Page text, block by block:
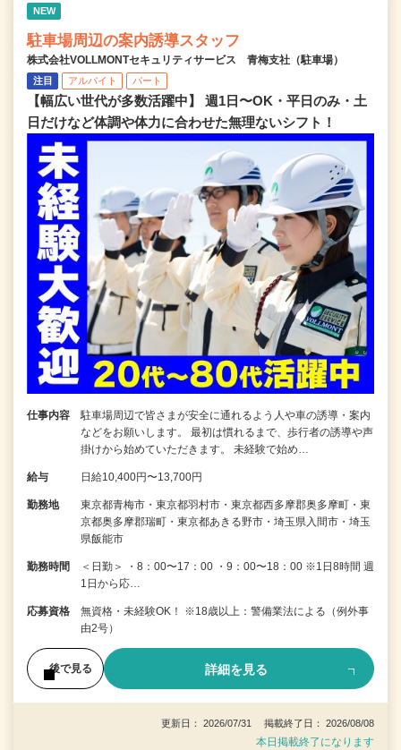
NEW
駐車場周辺の案内誘導スタッフ
株式会社VOLLMONTセキュリティサービス 青梅支社（駐車場）
注目 アルバイト パート
【幅広い世代が多数活躍中】 週1日〜OK・平日のみ・土
日だけなど体調や体力に合わせた無理ないシフト！
仕事内容
駐車場周辺で皆さまが安全に通れるよう人や車の誘導・案内
などをお願いします。 最初は慣れるまで、歩行者の誘導や声
掛けから始めていただきます。 未経験で始め…
給与 日給10,400円〜13,700円
勤務地
東京都青梅市・東京都羽村市・東京都西多摩郡奥多摩町・東
京都奥多摩郡瑞町・東京都あきる野市・埼玉県入間市・埼玉
県飯能市
勤務時間
＜日勤＞ ・8：00〜17：00 ・9：00〜18：00 ※1日8時間 週
1日から応…
応募資格
無資格・未経験OK！ ※18歳以上：警備業法による（例外事
由2号）
後で見る 詳細を見る
更新日： 2026/07/31 掲載終了日： 2026/08/08
本日掲載終了になります